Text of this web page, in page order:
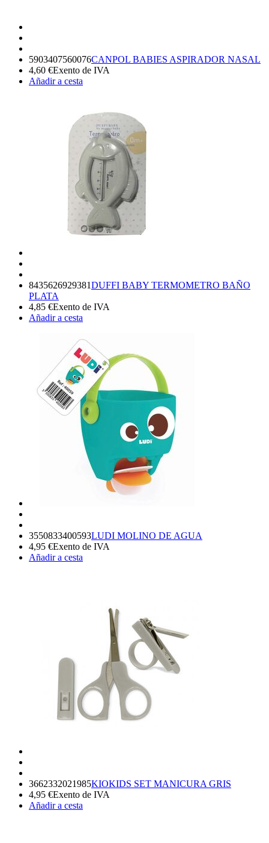
5903407560076CANPOL BABIES ASPIRADOR NASAL
4,60 €Exento de IVA
Añadir a cesta
8435626929381DUFFI BABY TERMOMETRO BAÑO
PLATA
4,85 €Exento de IVA
Añadir a cesta
3550833400593LUDI MOLINO DE AGUA
4,95 €Exento de IVA
Añadir a cesta
3662332021985KIOKIDS SET MANICURA GRIS
4,95 €Exento de IVA
Añadir a cesta